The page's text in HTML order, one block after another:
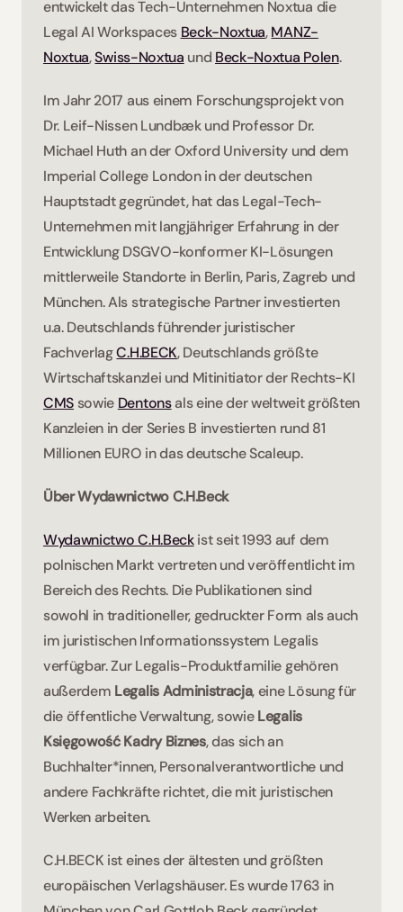
entwickelt das Tech-Unternehmen Noxtua die
Legal AI Workspaces Beck-Noxtua, MANZ-
Noxtua, Swiss-Noxtua und Beck-Noxtua Polen.
Im Jahr 2017 aus einem Forschungsprojekt von
Dr. Leif-Nissen Lundbæk und Professor Dr.
Michael Huth an der Oxford University und dem
Imperial College London in der deutschen
Hauptstadt gegründet, hat das Legal-Tech-
Unternehmen mit langjähriger Erfahrung in der
Entwicklung DSGVO-konformer KI-Lösungen
mittlerweile Standorte in Berlin, Paris, Zagreb und
München. Als strategische Partner investierten
u.a. Deutschlands führender juristischer
Fachverlag C.H.BECK, Deutschlands größte
CMS sowie Dentons als eine der weltweit größten
Kanzleien in der Series B investierten rund 81
Millionen EURO in das deutsche Scaleup.
Über Wydawnictwo C.H.Beck
Wydawnictwo C.H.Beck ist seit 1993 auf dem
polnischen Markt vertreten und veröffentlicht im
Bereich des Rechts. Die Publikationen sind
sowohl in traditioneller, gedruckter Form als auch
im juristischen Informationssystem Legalis
verfügbar. Zur Legalis-Produktfamilie gehören
außerdem Legalis Administracja, eine Lösung für
die öffentliche Verwaltung, sowie Legalis
Księgowość Kadry Biznes, das sich an
Buchhalter*innen, Personalverantwortliche und
andere Fachkräfte richtet, die mit juristischen
Werken arbeiten.
C.H.BECK ist eines der ältesten und größten
europäischen Verlagshäuser. Es wurde 1763 in